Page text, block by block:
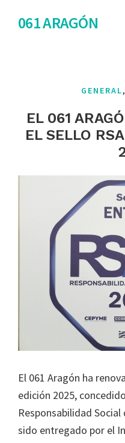
061 ARAGÓN
GENERAL,
EL 061
EL SELLO
El 061 Aragón ha
edición 2025,
Responsabilidad
sido entregado por el